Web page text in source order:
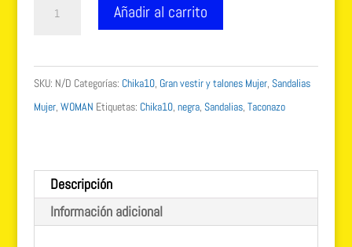
New
Añadir al carrito
SKU: N/D Categorías: Chika10, Gran vestir y talones Mujer, Sandalias
Mujer, WOMAN Etiquetas: Chika10, negra, Sandalias, Taconazo
Descripción
Información adicional